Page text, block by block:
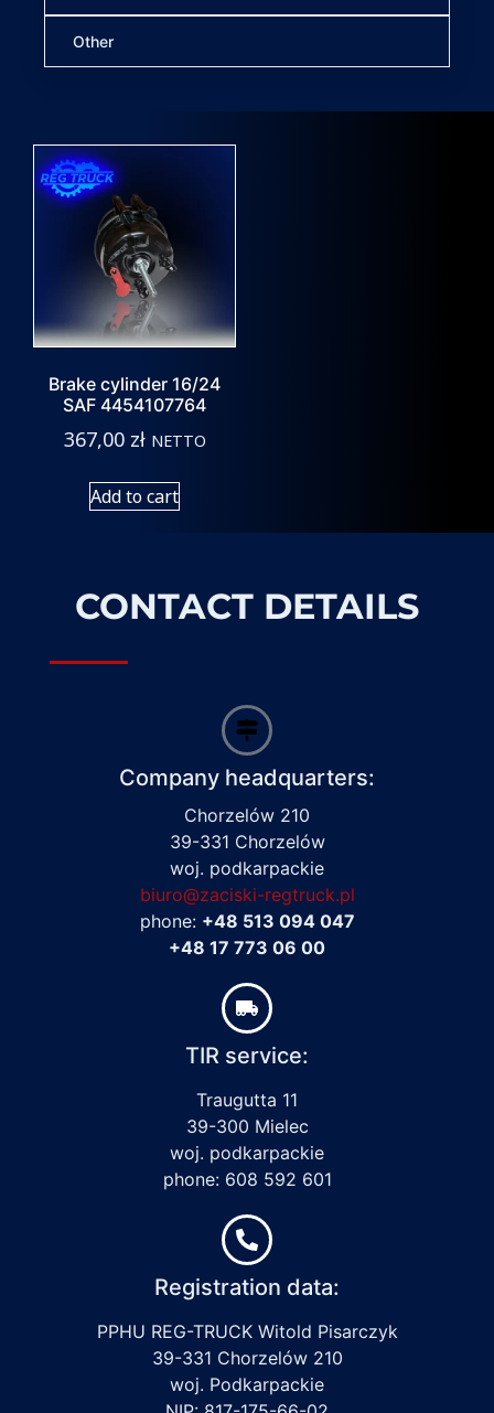
Other
Brake cylinder 16/24
SAF 4454107764
367,00 zł NETTO
Add to cart
CONTACT DETAILS
Company headquarters:
Chorzelów 210
39-331 Chorzelów
woj. podkarpackie
biuro@zaciski-regtruck.pl
phone: +48 513 094 047
+48 17 773 06 00
TIR service:
Traugutta 11
39-300 Mielec
woj. podkarpackie
phone: 608 592 601
Registration data:
PPHU REG-TRUCK Witold Pisarczyk
39-331 Chorzelów 210
woj. Podkarpackie